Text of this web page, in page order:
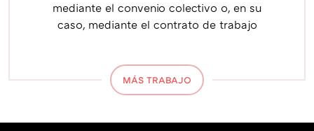
mediante el convenio colectivo o, en su
caso, mediante el contrato de trabajo
MÁS TRABAJO